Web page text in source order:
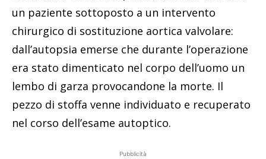
un paziente sottoposto a un intervento
chirurgico di sostituzione aortica valvolare:
dall’autopsia emerse che durante l’operazione
era stato dimenticato nel corpo dell’uomo un
lembo di garza provocandone la morte. Il
pezzo di stoffa venne individuato e recuperato
nel corso dell’esame autoptico.
Pubblicità